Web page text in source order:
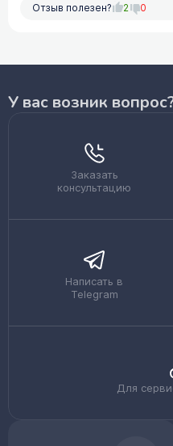
Отзыв полезен? 2 0
У вас возник
Заказать
консультацию
Написать в
Telegram
Для